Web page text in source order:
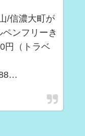
/信濃大町が
ンフリーき
円（トラベ